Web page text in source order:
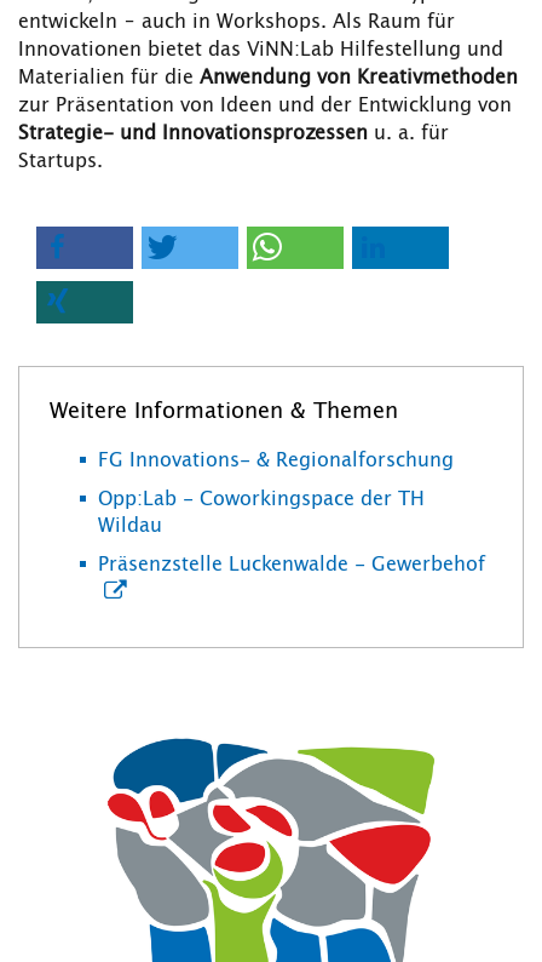
entwickeln – auch in Workshops. Als Raum für
Innovationen bietet das ViNN:Lab Hilfestellung und
Materialien für die Anwendung von Kreativmethoden
zur Präsentation von Ideen und der Entwicklung von
Strategie- und Innovationsprozessen u. a. für
Startups.
Weitere Informationen & Themen
FG Innovations- & Regionalforschung
Opp:Lab - Coworkingspace der TH
Wildau
Präsenzstelle Luckenwalde - Gewerbehof